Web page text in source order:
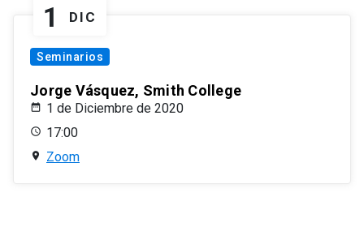
1 DIC
Seminarios
Jorge Vásquez, Smith College
1 de Diciembre de 2020
17:00
Zoom